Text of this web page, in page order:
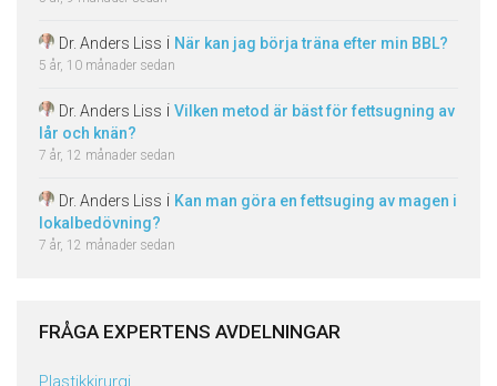
Dr. Anders Liss i När kan jag börja träna efter min BBL?
5 år, 10 månader sedan
Dr. Anders Liss i Vilken metod är bäst för fettsugning av
lår och knän?
7 år, 12 månader sedan
Dr. Anders Liss i Kan man göra en fettsuging av magen i
lokalbedövning?
7 år, 12 månader sedan
FRÅGA EXPERTENS AVDELNINGAR
Plastikkirurgi